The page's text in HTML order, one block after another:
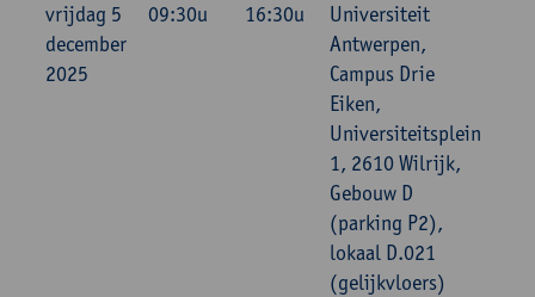
vrijdag 5
december
2025
09:30u 16:30u
Universiteit
Antwerpen,
Campus Drie
Eiken,
Universiteitsplein
1, 2610 Wilrijk,
Gebouw D
(parking P2),
lokaal D.021
(gelijkvloers)